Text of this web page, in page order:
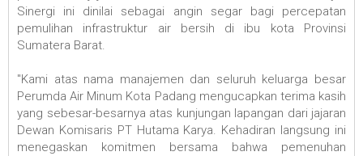
Sinergi ini dinilai sebagai angin segar bagi percepatan
pemulihan infrastruktur air bersih di ibu kota Provinsi
Sumatera Barat.
‎"Kami atas nama manajemen dan seluruh keluarga besar
Perumda Air Minum Kota Padang mengucapkan terima kasih
yang sebesar-besarnya atas kunjungan lapangan dari jajaran
Dewan Komisaris PT Hutama Karya. Kehadiran langsung ini
menegaskan komitmen bersama bahwa pemenuhan